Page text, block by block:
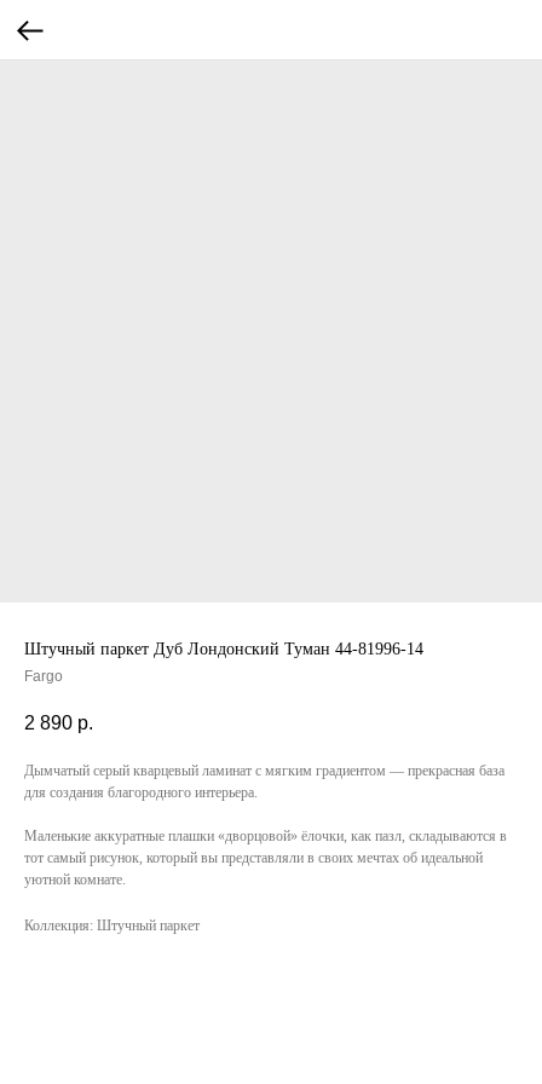
Штучный паркет Дуб Лондонский Туман 44-81996-14
Fargo
2 890 р.
Дымчатый серый кварцевый ламинат с мягким градиентом — прекрасная база
для создания благородного интерьера.
Маленькие аккуратные плашки «дворцовой» ёлочки, как пазл, складываются в
тот самый рисунок, который вы представляли в своих мечтах об идеальной
уютной комнате.
Коллекция: Штучный паркет